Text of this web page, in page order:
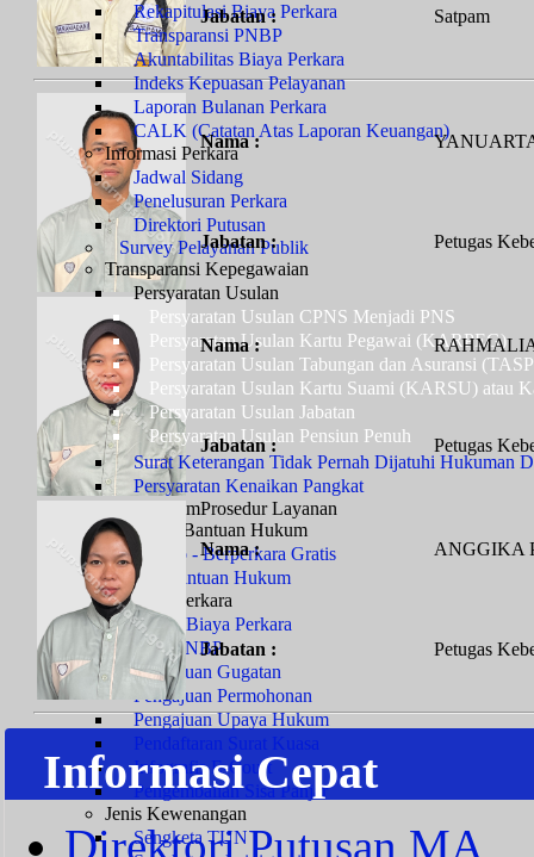
Rekapitulasi Biaya Perkara
Transparansi PNBP
Akuntabilitas Biaya Perkara
Indeks Kepuasan Pelayanan
Laporan Bulanan Perkara
CALK (Catatan Atas Laporan Keuangan)
Informasi Perkara
Jadwal Sidang
Penelusuran Perkara
Direktori Putusan
Survey Pelayanan Publik
Transparansi Kepegawaian
Persyaratan Usulan
Persyaratan Usulan CPNS Menjadi PNS
Persyaratan Usulan Kartu Pegawai (KARPEG)
Persyaratan Usulan Tabungan dan Asuransi
Persyaratan Usulan Kartu Suami (KARSU) atau
Persyaratan Usulan Jabatan
Persyaratan Usulan Pensiun Penuh
Surat Keterangan Tidak Pernah Dijatuhi Hukuman
Persyaratan Kenaikan Pangkat
Layanan HukumProsedur Layanan
Prodeo & Bantuan Hukum
Prodeo - Berperkara Gratis
Pos Bantuan Hukum
Layanan Perkara
Panjar Biaya Perkara
Tarif PNBP
Pengajuan Gugatan
Pengajuan Permohonan
Pengajuan Upaya Hukum
Pendaftaran Surat Kuasa
Infografis E-Court
Pengembalian Sisa Panjar
Jenis Kewenangan
Sengketa TUN
Jabatan : Satpam
Nama :
Jabatan : Petugas
Nama :
Jabatan : Petugas
Nama : ANGGIKA
Jabatan : Petugas
Informasi Cepat
Direktori Putusan MA